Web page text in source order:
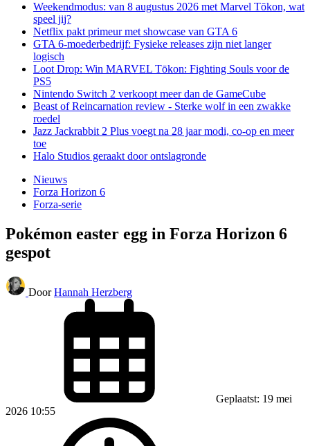
Weekendmodus: van 8 augustus 2026 met Marvel Tōkon, wat
speel jij?
Netflix pakt primeur met showcase van GTA 6
GTA 6-moederbedrijf: Fysieke releases zijn niet langer
logisch
Loot Drop: Win MARVEL Tōkon: Fighting Souls voor de
PS5
Nintendo Switch 2 verkoopt meer dan de GameCube
Beast of Reincarnation review - Sterke wolf in een zwakke
roedel
Jazz Jackrabbit 2 Plus voegt na 28 jaar modi, co-op en meer
toe
Halo Studios geraakt door ontslagronde
Nieuws
Forza Horizon 6
Forza-serie
Pokémon easter egg in Forza Horizon 6
gespot
Door Hannah Herzberg
Geplaatst: 19 mei
2026 10:55